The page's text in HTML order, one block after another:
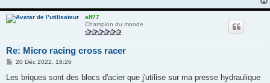
alf77
Champion du monde
Re: Micro racing cross racer
M
s
20 Déc 2022, 18:26
Les briques sont des blocs d'acier que j'utilise sur ma presse hydraulique